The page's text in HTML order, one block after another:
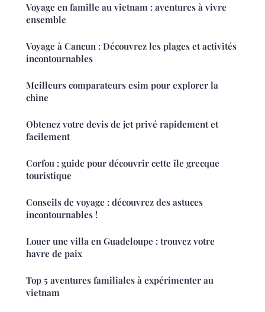
Voyage en famille au vietnam : aventures à vivre
ensemble
Voyage à Cancun : Découvrez les plages et activités
incontournables
Meilleurs comparateurs esim pour explorer la
chine
Obtenez votre devis de jet privé rapidement et
facilement
Corfou : guide pour découvrir cette île grecque
touristique
Conseils de voyage : découvrez des astuces
incontournables !
Louer une villa en Guadeloupe : trouvez votre
havre de paix
Top 5 aventures familiales à expérimenter au
vietnam